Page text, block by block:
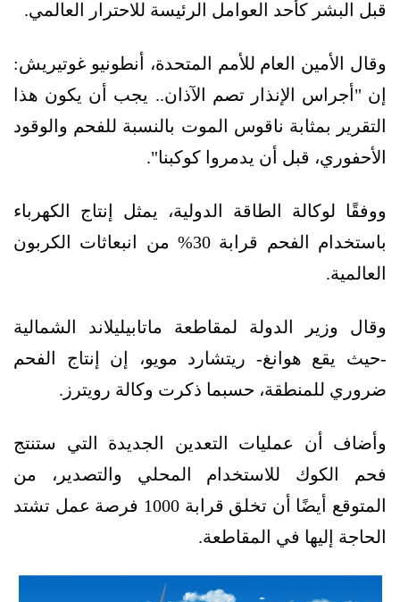
قبل البشر كأحد العوامل الرئيسة للاحترار العالمي.
وقال الأمين العام للأمم المتحدة، أنطونيو غوتيريش:
إن "أجراس الإنذار تصم الآذان.. يجب أن يكون هذا
التقرير بمثابة ناقوس الموت بالنسبة للفحم والوقود
الأحفوري، قبل أن يدمروا كوكبنا".
ووفقًا لوكالة الطاقة الدولية، يمثل إنتاج الكهرباء
باستخدام الفحم قرابة 30% من انبعاثات الكربون
العالمية.
وقال وزير الدولة لمقاطعة ماتابيليلاند الشمالية
-حيث يقع هوانغ- ريتشارد مويو، إن إنتاج الفحم
ضروري للمنطقة، حسبما ذكرت وكالة رويترز.
وأضاف أن عمليات التعدين الجديدة التي ستنتج
فحم الكوك للاستخدام المحلي والتصدير، من
المتوقع أيضًا أن تخلق قرابة 1000 فرصة عمل تشتد
الحاجة إليها في المقاطعة.